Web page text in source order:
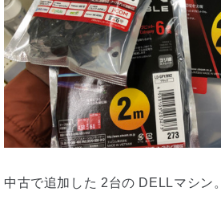
中古で追加した 2台の DELLマシン。